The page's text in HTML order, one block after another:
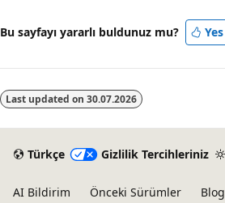
Bu sayfayı yararlı buldunuz mu? Yes
Last updated on 30.07.2026
Türkçe Gizlilik Tercihleriniz
AI Bildirim Önceki Sürümler Blog